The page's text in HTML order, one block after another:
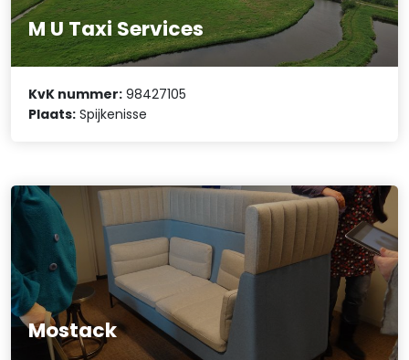
M U Taxi Services
KvK nummer: 98427105
Plaats: Spijkenisse
Mostack